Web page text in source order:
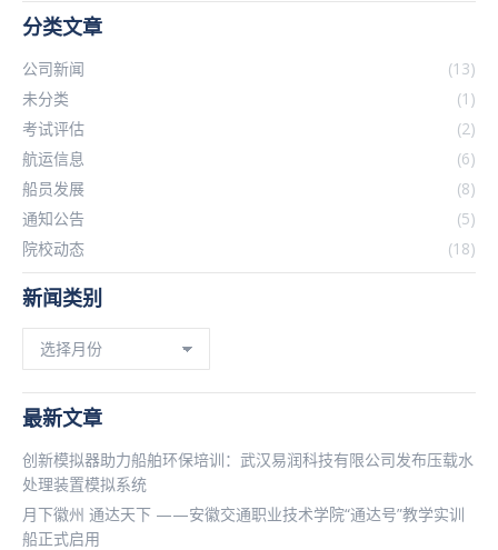
分类文章
公司新闻
(13)
未分类
(1)
考试评估
(2)
航运信息
(6)
船员发展
(8)
通知公告
(5)
院校动态
(18)
新闻类别
类
别
最新文章
创新模拟器助力船舶环保培训：武汉易润科技有限公司发布压载水
处理装置模拟系统
月下徽州 通达天下 ——安徽交通职业技术学院“通达号”教学实训
船正式启用